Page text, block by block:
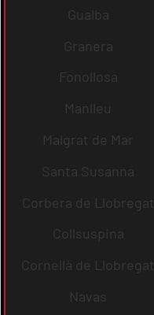
Gualba
Granera
Fonollosa
Manlleu
Malgrat de Mar
Santa Susanna
Corbera de Llobregat
Collsuspina
Cornellà de Llobregat
Navas